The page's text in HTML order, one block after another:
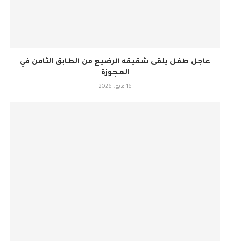
عاجل طفل يلقى شقيقه الرضيع من الطابق الثامن في
العجوزة
16 مايو، 2026